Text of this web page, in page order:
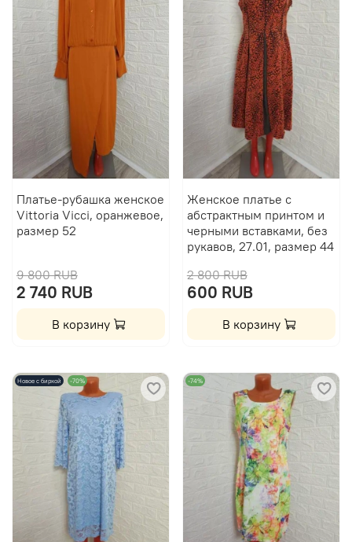
Платье-рубашка женское
Vittoria Vicci, оранжевое,
размер 52
9 800 RUB
2 740 RUB
В корзину
Женское платье с
абстрактным принтом и
черными вставками, без
рукавов, 27.01, размер 44
2 800 RUB
600 RUB
В корзину
Новое с биркой -70% -74%